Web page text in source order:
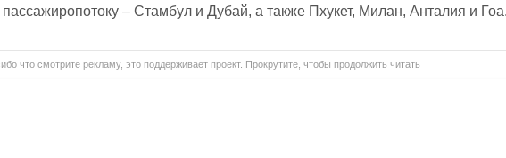
– Стамбул и Дубай, а также Пхукет, Милан, Анталия и
что смотрите рекламу, это поддерживает проект. Прокрутите, чтобы продолжить читать